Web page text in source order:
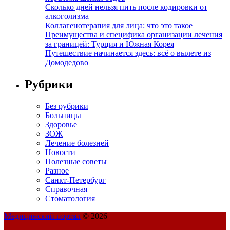
Сколько дней нельзя пить после кодировки от
алкоголизма
Коллагенотерапия для лица: что это такое
Преимущества и специфика организации лечения
за границей: Турция и Южная Корея
Путешествие начинается здесь: всё о вылете из
Домодедово
Рубрики
Без рубрики
Больницы
Здоровье
ЗОЖ
Лечение болезней
Новости
Полезные советы
Разное
Санкт-Петербург
Справочная
Стоматология
Медицинский портал © 2026